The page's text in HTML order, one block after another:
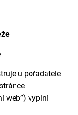
u pořadatele
web”) vyplní